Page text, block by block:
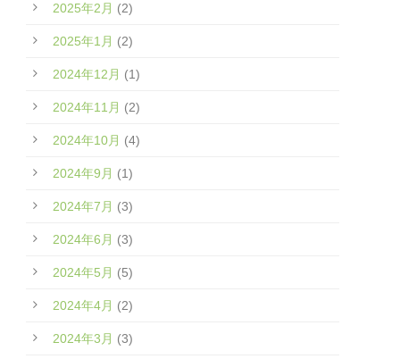
2025年2月 (2)
2025年1月 (2)
2024年12月 (1)
2024年11月 (2)
2024年10月 (4)
2024年9月 (1)
2024年7月 (3)
2024年6月 (3)
2024年5月 (5)
2024年4月 (2)
2024年3月 (3)